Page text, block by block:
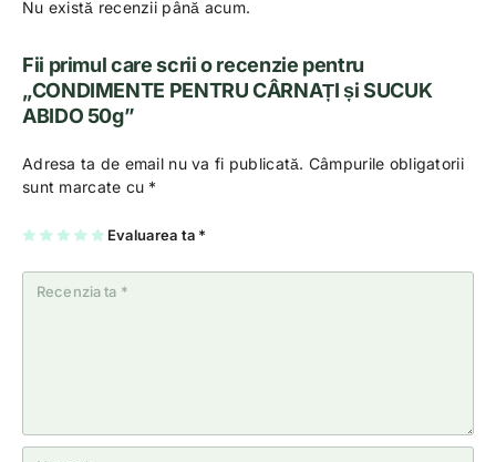
Nu există recenzii până acum.
Fii primul care scrii o recenzie pentru
„CONDIMENTE PENTRU CÂRNAȚI și SUCUK
ABIDO 50g”
Adresa ta de email nu va fi publicată. Câmpurile obligatorii
sunt marcate cu *
Evaluarea ta *
U
n
2
5
st
el
3
5
st
el
4
5
st
el
5
5
st
el